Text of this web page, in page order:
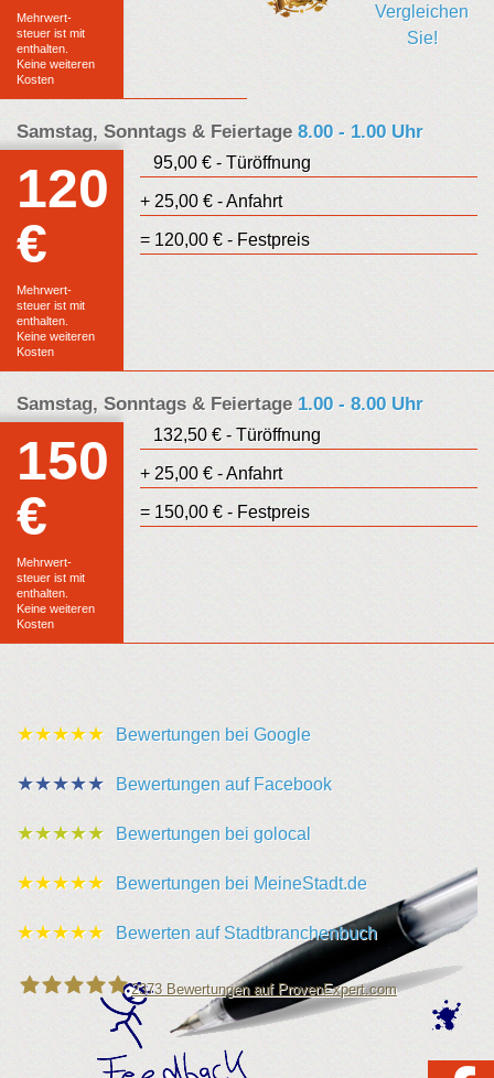
Festpreis
Mehrwert-
steuer ist mit
enthalten.
Keine weiteren
Kosten
Vergleichen
Sie!
Samstag, Sonntags & Feiertage 8.00 - 1.00 Uhr
120
€ Euro
Festpreis
Mehrwert-
steuer ist mit
enthalten.
Keine weiteren
Kosten
95,00 € - Türöffnung
+ 25,00 € - Anfahrt
= 120,00 € - Festpreis
Samstag, Sonntags & Feiertage 1.00 - 8.00 Uhr
150
€ Euro
Festpreis
Mehrwert-
steuer ist mit
enthalten.
Keine weiteren
Kosten
132,50 € - Türöffnung
+ 25,00 € - Anfahrt
= 150,00 € - Festpreis
★★★★★ Bewertungen bei Google
★★★★★ Bewertungen auf Facebook
★★★★★ Bewertungen bei golocal
★★★★★ Bewertungen bei MeineStadt.de
★★★★★ Bewerten auf Stadtbranchenbuch
Leipziger Schlüsseldienst
2373 Bewertungen auf ProvenExpert.com